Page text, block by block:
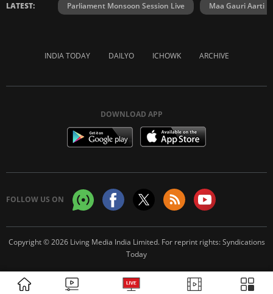
LATEST: Parliament Monsoon Session Live Maa Gauri Aarti
INDIA TODAY DAILYO ICHOWK ARCHIVE
DOWNLOAD APP
FOLLOW US ON
Copyright © 2026 Living Media India Limited. For reprint rights:Syndications
Today
ADVERTISEMENT